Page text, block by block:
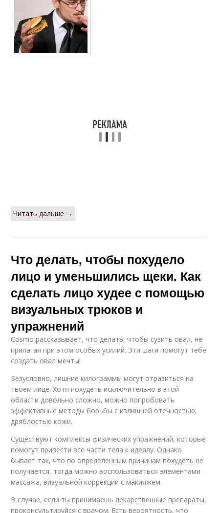
Читать дальше →
Что делать, чтобы похудело
лицо и уменьшились щеки. Как
сделать лицо худее с помощью
визуальных трюков и
упражнений
Cosmo рассказывает, что делать, чтобы сузить овал, не
прилагая при этом особых усилий. Эти шаги помогут тебе
создать овал мечты!
Безусловно, лишние килограммы могут отразиться на
твоем лице. Хотя похудеть исключительно в этой
области довольно сложно, можно попробовать
эффективные методы борьбы с излишней отечностью,
дряблостью кожи.
Существуют комплексы физических упражнений, которые
помогут привести все части тела к идеалу. Однако
бывает так, что по определенным причинам похудеть не
получается, тогда можно воспользоваться элементами
массажа, визуальной коррекции с макияжем.
В случае, если ты принимаешь лекарственные препараты,
проконсультируйся с врачом. Есть вероятность, что